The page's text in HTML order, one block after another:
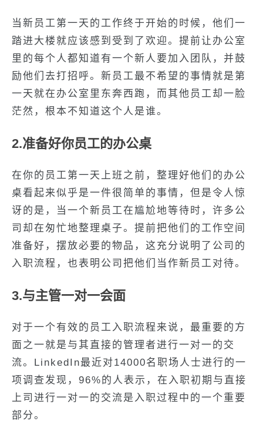
当新员工第一天的工作终于开始的时候，他们一
踏进大楼就应该感到受到了欢迎。提前让办公室
里的每个人都知道有一个新人要加入团队，并鼓
励他们去打招呼。新员工最不希望的事情就是第
一天就在办公室里东奔西跑，而其他员工却一脸
茫然，根本不知道这个人是谁。
2.准备好你员工的办公桌
在你的员工第一天上班之前，整理好他们的办公
桌看起来似乎是一件很简单的事情，但是令人惊
讶的是，当一个新员工在尴尬地等待时，许多公
司却在匆忙地整理桌子。提前把他们的工作空间
准备好，摆放必要的物品，这充分说明了公司的
入职流程，也表明公司把他们当作新员工对待。
3.与主管一对一会面
对于一个有效的员工入职流程来说，最重要的方
面之一就是与其直接的管理者进行一对一的交
流。LinkedIn最近对14000名职场人士进行的一
项调查发现，96%的人表示，在入职初期与直接
上司进行一对一的交流是入职过程中的一个重要
部分。